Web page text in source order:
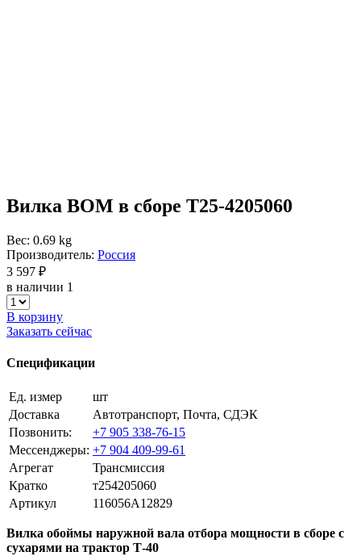
Вилка ВОМ в сборе Т25-4205060
Вес: 0.69 kg
Производитель: Россия
3 597 ₽
в наличии 1
В корзину
Заказать сейчас
Спецификации
Ед. измер
шт
Доставка
Автотранспорт, Почта, СДЭК
Позвонить:
+7 905 338-76-15
Мессенджеры: +7 904 409-99-61
Агрегат
Трансмиссия
Кратко
т254205060
Артикул
116056A12829
Вилка обоймы наружной вала отбора мощности в сборе с
сухарями на трактор Т-40